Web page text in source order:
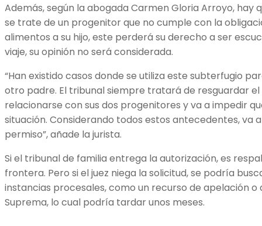
Además, según la abogada Carmen Gloria Arroyo, hay
se trate de un progenitor que no cumple con la
alimentos a su hijo, este perderá su derecho a ser
viaje, su opinión no será considerada.
“Han existido casos donde se utiliza este subterfugio
otro padre. El tribunal siempre tratará de resguardar
relacionarse con sus dos progenitores y va a impedir
situación. Considerando todos estos antecedentes, va
permiso”, añade la jurista.
Si el tribunal de familia entrega la autorización, es
frontera. Pero si el juez niega la solicitud, se podría
instancias procesales, como un recurso de apelación
Suprema, lo cual podría tardar unos meses.